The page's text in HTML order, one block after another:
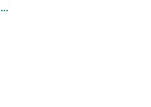
Engere Zusammenarbeit vereinbart – Arbeitstreffen der Geschäftsführer von WFG und EUREGIO